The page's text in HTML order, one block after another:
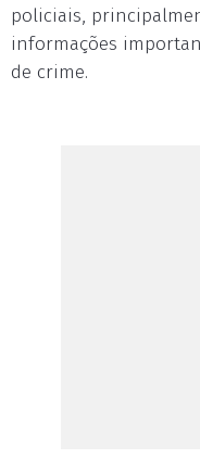
policiais,
informações
de crime.